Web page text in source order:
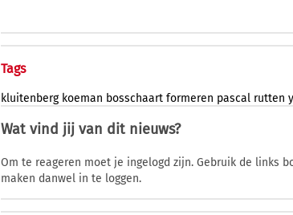
Tags
kluitenberg koeman bosschaart formeren pascal rutten
Wat vind jij van dit nieuws?
Om te reageren moet je ingelogd zijn. Gebruik de links
maken danwel in te loggen.